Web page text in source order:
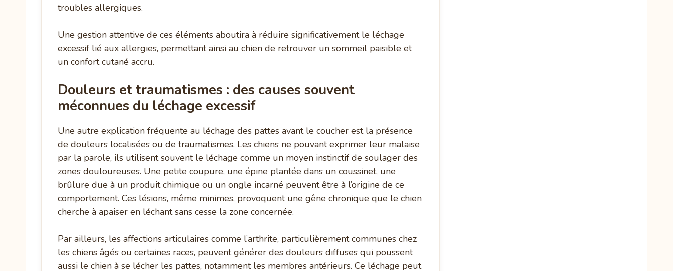
troubles allergiques.
Une gestion attentive de ces éléments aboutira à réduire significativement le léchage
excessif lié aux allergies, permettant ainsi au chien de retrouver un sommeil paisible et
un confort cutané accru.
Douleurs et traumatismes : des causes souvent
méconnues du léchage excessif
Une autre explication fréquente au léchage des pattes avant le coucher est la présence
de douleurs localisées ou de traumatismes. Les chiens ne pouvant exprimer leur malaise
par la parole, ils utilisent souvent le léchage comme un moyen instinctif de soulager des
zones douloureuses. Une petite coupure, une épine plantée dans un coussinet, une
brûlure due à un produit chimique ou un ongle incarné peuvent être à l’origine de ce
comportement. Ces lésions, même minimes, provoquent une gêne chronique que le chien
cherche à apaiser en léchant sans cesse la zone concernée.
Par ailleurs, les affections articulaires comme l’arthrite, particulièrement communes chez
les chiens âgés ou certaines races, peuvent générer des douleurs diffuses qui poussent
aussi le chien à se lécher les pattes, notamment les membres antérieurs. Ce léchage peut